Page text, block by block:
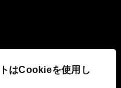
はCookieを使用し